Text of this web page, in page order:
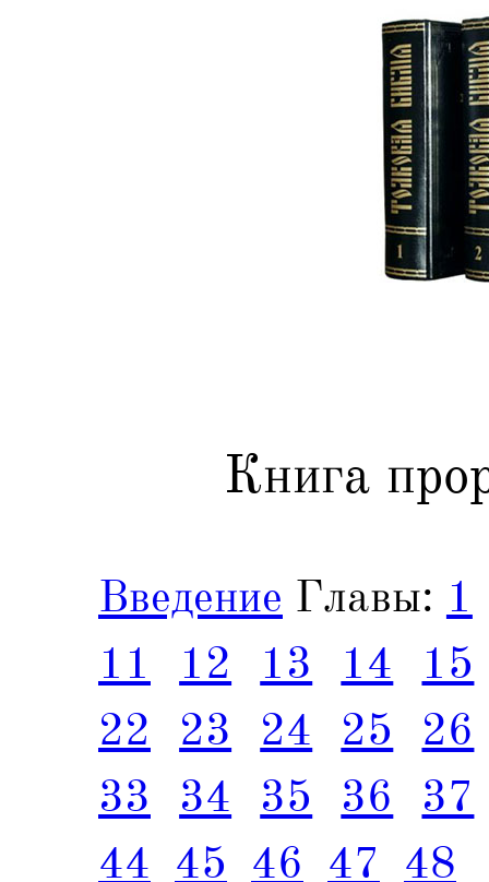
Книга
Введение Главы: 1
11
12 13 14
15
22
23 24 25
26
33
34 35 36
37
44 45 46 47 48